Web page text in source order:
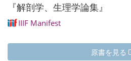
『解剖学、生理学論集』
IIIF Manifest
原書を見る